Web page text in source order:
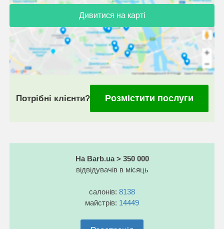
Дивитися на карті
Потрібні клієнти? Розмістити послуги
На Barb.ua > 350 000
відвідувачів в місяць
салонів: 8138
майстрів: 14449